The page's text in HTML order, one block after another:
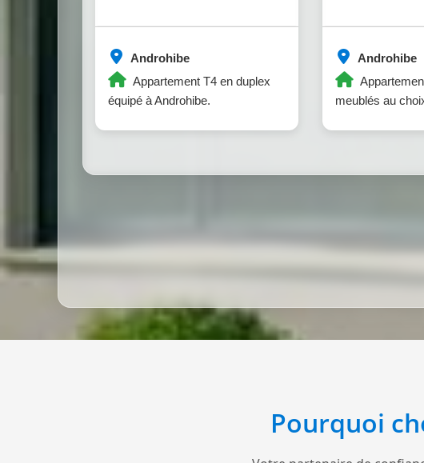
Androhibe
Appartement T4 en duplex
équipé à Androhibe.
Androhibe
meublés au
Pourquoi